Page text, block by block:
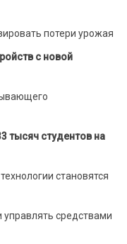
потери урожая
с новой
тысяч студентов на
становятся
средствами